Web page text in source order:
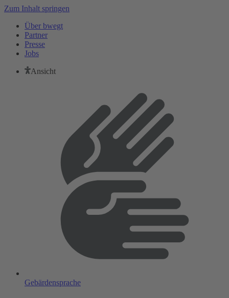
Zum Inhalt springen
Über bwegt
Partner
Presse
Jobs
Ansicht
Gebärdensprache